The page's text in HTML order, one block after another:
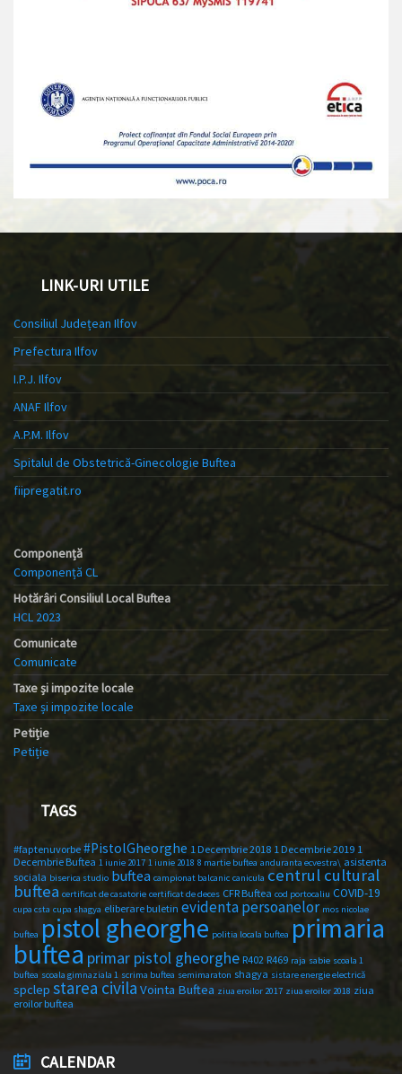
LINK-URI UTILE
Consiliul Județean Ilfov
Prefectura Ilfov
I.P.J. Ilfov
ANAF Ilfov
A.P.M. Ilfov
Spitalul de Obstetrică-Ginecologie Buftea
fiipregatit.ro
Componență
Componență CL
Hotărâri Consiliul Local Buftea
HCL 2023
Comunicate
Comunicate
Taxe și impozite locale
Taxe și impozite locale
Petiție
Petiție
TAGS
#faptenuvorbe #PistolGheorghe 1 Decembrie 2018 1 Decembrie 2019 1
Decembrie Buftea 1 iunie 2017 1 iunie 2018 8 martie buftea anduranta ecvestra\ asistenta
sociala biserica studio buftea campionat balcanic canicula centrul cultural
buftea certificat de casatorie certificat de deces CFR Buftea cod portocaliu COVID-19
cupa csta cupa shagya eliberare buletin evidenta persoanelor mos nicolae
buftea pistol gheorghe politia locala buftea primaria
buftea primar pistol gheorghe R402 R469 raja sabie scoala 1
buftea scoala gimnaziala 1 scrima buftea semimaraton shagya sistare energie electrică
spclep starea civila Vointa Buftea ziua eroilor 2017 ziua eroilor 2018 ziua
eroilor buftea
CALENDAR